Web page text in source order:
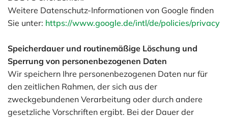
Weitere Datenschutz-Informationen von Google finden
Sie unter: https://www.google.de/intl/de/policies/privacy
Speicherdauer und routinemäßige Löschung und
Sperrung von personenbezogenen Daten
Wir speichern Ihre personenbezogenen Daten nur für
den zeitlichen Rahmen, der sich aus der
zweckgebundenen Verarbeitung oder durch andere
gesetzliche Vorschriften ergibt. Bei der Dauer der